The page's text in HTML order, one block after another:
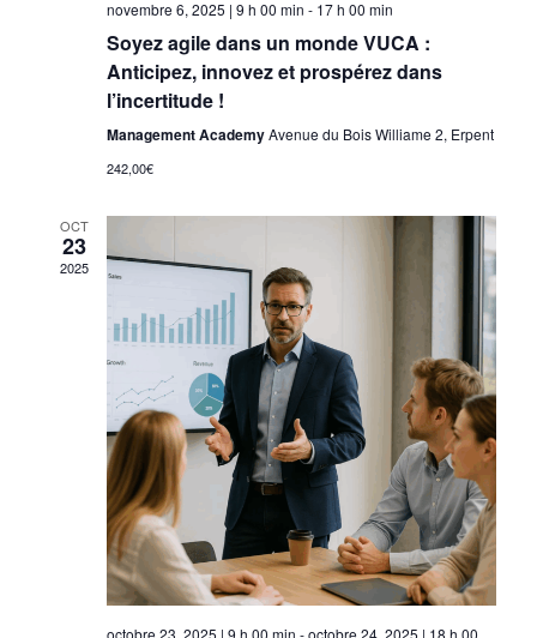
novembre 6, 2025 | 9 h 00 min - 17 h 00 min
Soyez agile dans un monde VUCA :
Anticipez, innovez et prospérez dans
l’incertitude !
Management AcademyAvenue du Bois Williame 2, Erpent
242,00€
OCT
23
2025